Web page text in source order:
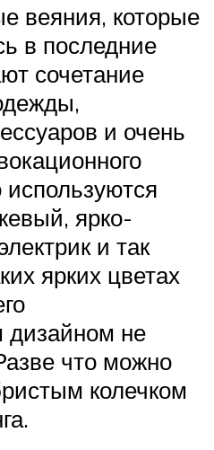
веяния, которые
в последние
сочетание
и очень
ярко-
и так
ярких цветах
дизайном не
что можно
колечком